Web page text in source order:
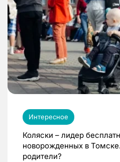
Интересное
Коляски – лидер
новорожденных в
родители?